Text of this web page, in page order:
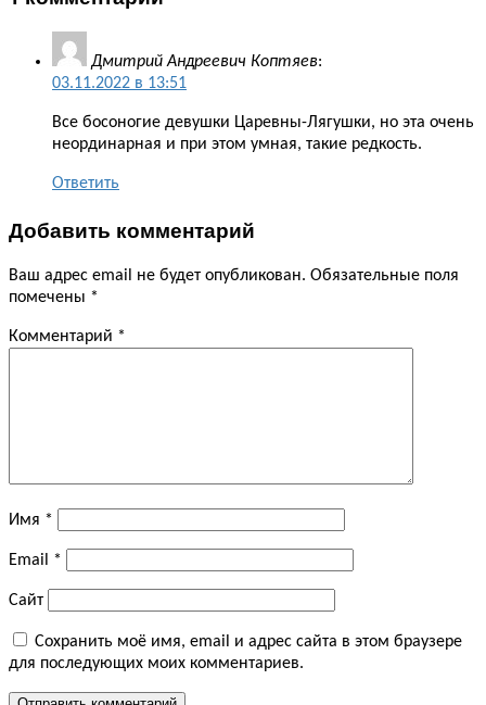
Дмитрий Андреевич Коптяев:
03.11.2022 в 13:51
Все босоногие девушки Царевны-Лягушки, но эта очень
неординарная и при этом умная, такие редкость.
Ответить
Добавить комментарий
Ваш адрес email не будет опубликован. Обязательные поля
помечены *
Комментарий *
Имя *
Email *
Сайт
Сохранить моё имя, email и адрес сайта в этом браузере
для последующих моих комментариев.